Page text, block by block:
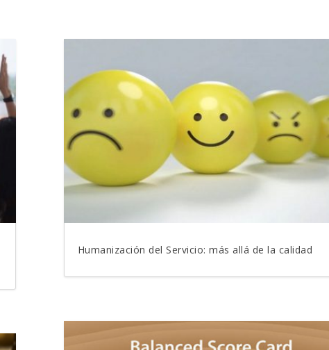
Humanización del Servicio: más allá de la calidad